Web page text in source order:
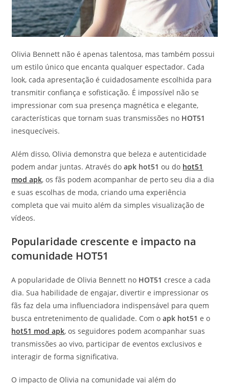
Olivia Bennett não é apenas talentosa, mas também possui
um estilo único que encanta qualquer espectador. Cada
look, cada apresentação é cuidadosamente escolhida para
transmitir confiança e sofisticação. É impossível não se
impressionar com sua presença magnética e elegante,
características que tornam suas transmissões no HOT51
inesquecíveis.
Além disso, Olivia demonstra que beleza e autenticidade
podem andar juntas. Através doapk hot51 ou do hot51
mod apk, os fãs podem acompanhar de perto seu dia a dia
e suas escolhas de moda, criando uma experiência
completa que vai muito além da simples visualização de
vídeos.
Popularidade crescente e impacto na
comunidade HOT51
A popularidade de Olivia Bennett no HOT51 cresce a cada
dia. Sua habilidade de engajar, divertir e impressionar os
fãs faz dela uma influenciadora indispensável para quem
busca entretenimento de qualidade. Com oapk hot51 e o
hot51 mod apk, os seguidores podem acompanhar suas
transmissões ao vivo, participar de eventos exclusivos e
interagir de forma significativa.
O impacto de Olivia na comunidade vai além do